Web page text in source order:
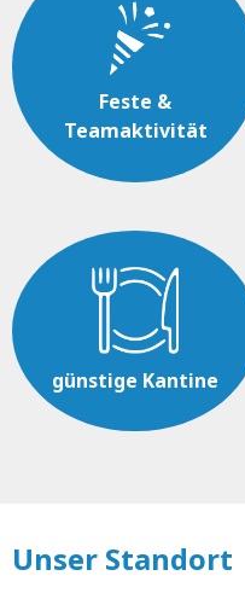
Feste &
Teamaktivität
günstige Kantine
Unser Standort